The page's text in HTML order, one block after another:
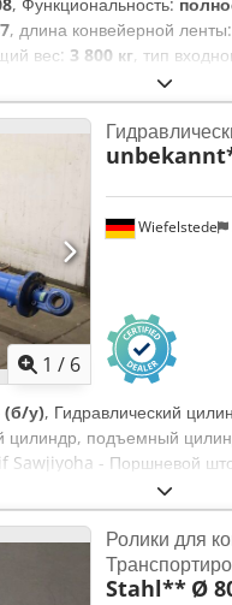
, длина конвейерной ленты:
вес: 3 800 кг, тип
Caljan
, Конвейер бывший в
Всё работает исправно.
Для наилучших
Chsdpfx Ajy Ntwnsiyja
1 / 6
Wiefelstede
(б/у), Гидравлический
подъемный
Sawjiyoha - Поршневой
мм - Диаметр отверстий: Ø
мм - Вес: 241 кг/шт.
Ролики для
Stahl** Ø